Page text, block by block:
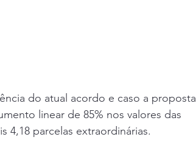
do atual acordo e caso a proposta
linear de 85% nos valores das
4,18 parcelas extraordinárias.